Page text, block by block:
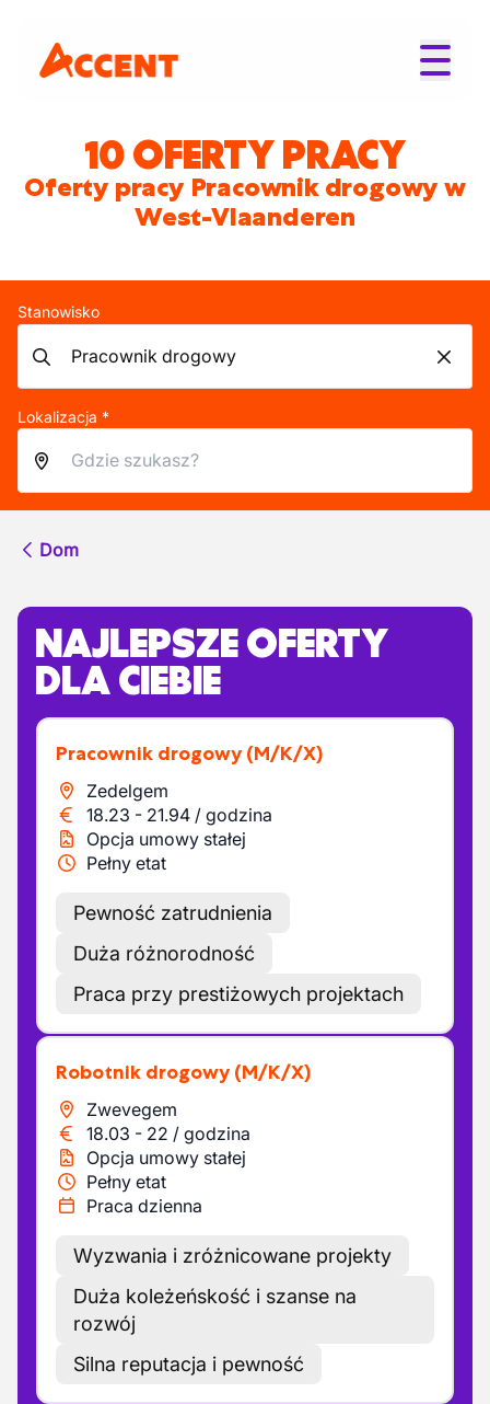
10 OFERTY PRACY
Oferty pracy Pracownik drogowy w
West-Vlaanderen
Stanowisko
Lokalizacja *
Dom
NAJLEPSZE OFERTY
DLA CIEBIE
Pracownik drogowy (M/K/X)
Zedelgem
18.23 - 21.94 / godzina
Opcja umowy stałej
Pełny etat
Pewność zatrudnienia
Duża różnorodność
Praca przy prestiżowych projektach
Robotnik drogowy (M/K/X)
Zwevegem
18.03 - 22 / godzina
Opcja umowy stałej
Pełny etat
Praca dzienna
Wyzwania i zróżnicowane projekty
Duża koleżeńskość i szanse na
rozwój
Silna reputacja i pewność